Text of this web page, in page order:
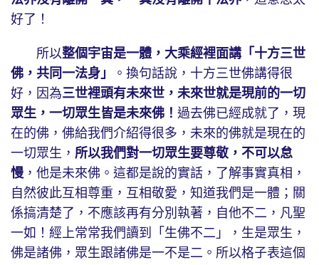
好了！
所以整個宇宙是一體，大乘經裡面講「十方三世
佛，共同一法身」
。換句話說，十方三世佛講得很
好，因為三世裡頭有未來世，未來世就是現前的一切
眾生，一切眾生皆是未來佛！ 過去佛已經成就了，現
在的佛，佛給我們介紹得很多，未來的佛就是現在的
一切眾生， 所以我們對一切眾生要尊敬，不可以怠
慢，他是未來佛。這都是說的實話，了解事實真相，
自然彼此互相尊重，互相敬愛，知道我們是一體；關
係搞清楚了，不應該再有分別執著，自他不二，凡聖
一如！經上常常我們讀到「生佛不二」，生是眾生，
佛是諸佛，眾生跟諸佛是一不是二。所以格子表這個